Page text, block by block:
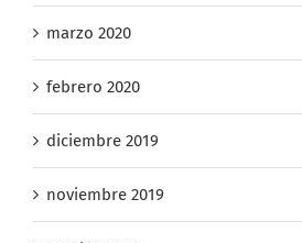
febrero 2020
diciembre 2019
noviembre 2019
octubre 2019